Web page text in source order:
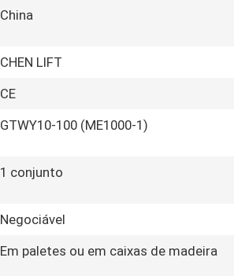
China
CHEN LIFT
CE
GTWY10-100 (ME1000-1)
1 conjunto
Negociável
Em paletes ou em caixas de madeira